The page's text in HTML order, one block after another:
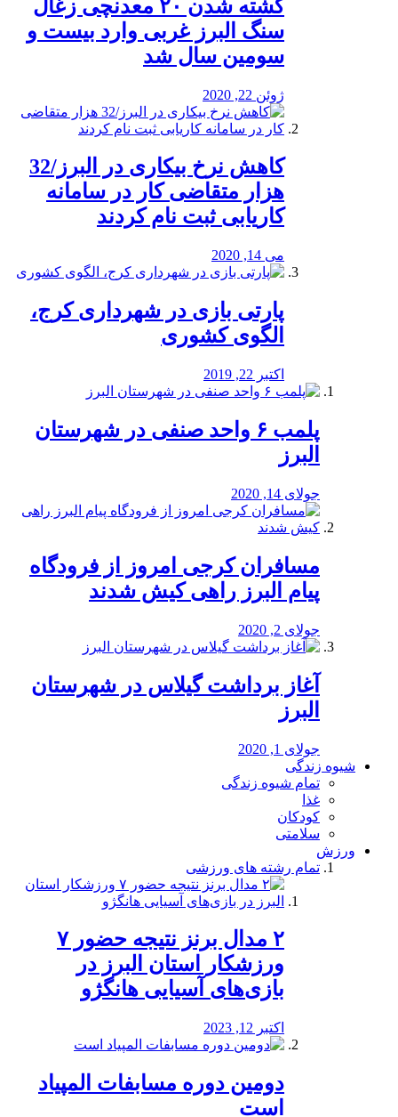
کشته شدن ۲۰ معدنچی زغال
سنگ البرز غربی وارد بیست و
سومین سال شد
ژوئن 22, 2020
کاهش نرخ بیکاری در البرز/32
هزار متقاضی کار در سامانه
کاریابی ثبت نام کردند
می 14, 2020
پارتی بازی در شهرداری کرج،
الگوی کشوری
اکتبر 22, 2019
پلمب ۶ واحد صنفی در شهرستان
البرز
جولای 14, 2020
مسافران کرجی امروز از فرودگاه
پیام البرز راهی کیش شدند
جولای 2, 2020
آغاز برداشت گیلاس در شهرستان
البرز
جولای 1, 2020
شیوه زندگی
تمام شیوه زندگی
غذا
کودکان
سلامتی
ورزش
تمام رشته های ورزشی
۲ مدال برنز نتیجه حضور ۷
ورزشکار استان البرز در
بازی‌های آسیایی هانگژو
اکتبر 12, 2023
دومین دوره مسابفات المپیاد
است